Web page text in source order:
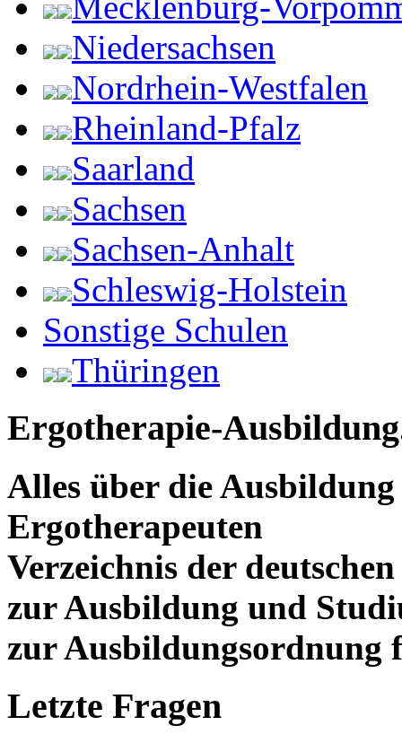
Niedersachsen
Nordrhein-Westfalen
Rheinland-Pfalz
Saarland
Sachsen
Sachsen-Anhalt
Schleswig-Holstein
Sonstige Schulen
Thüringen
Ergotherapie-
Alles über die
Ergotherapeuten
Verzeichnis der
zur Ausbildung und
zur Ausbildungsordnung
Letzte Fragen